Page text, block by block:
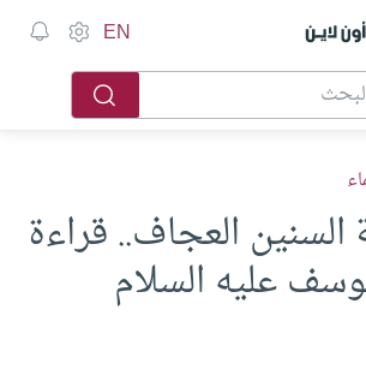
أون لاين EN
السنين العجاف.. قراءة
عليه السلام